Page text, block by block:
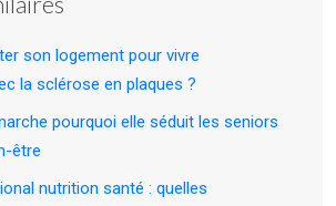
son logement pour vivre
la sclérose en plaques ?
pourquoi elle séduit les seniors
être
nutrition santé : quelles